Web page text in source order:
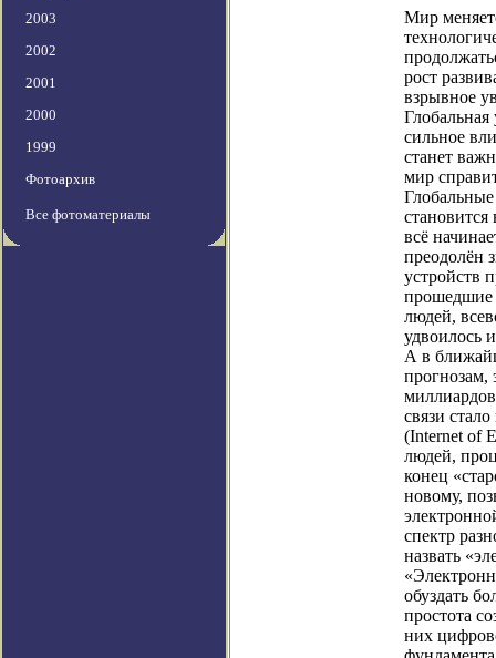
2003
2002
2001
2000
1999
Фотоархив
Все фотоматериалы
Мир
рост
взрывное
Глобальная
сильное
станет
мир
всё
преодолён
устройств
прошедшие
людей,
удвоилось
А в
прогнозам,
связи
(Internet of
людей,
конец
новому,
спектр
назвать
обуздать
простота
них